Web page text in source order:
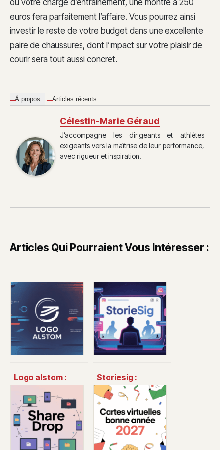
ou votre charge d’entraînement, une montre à 250
euros fera parfaitement l’affaire. Vous pourrez ainsi
investir le reste de votre budget dans une excellente
paire de chaussures, dont l’impact sur votre plaisir de
courir sera tout aussi concret.
À propos Articles récents
Célestin-Marie Géraud
J’accompagne les dirigeants et athlètes
exigeants vers la maîtrise de leur performance,
avec rigueur et inspiration.
Articles Qui Pourraient Vous Intéresser :
Logo alstom :
histoire, sens et
usages d’un
symbole industriel
Storiesig :
comment voir les
stories instagram
en toute
discrétion